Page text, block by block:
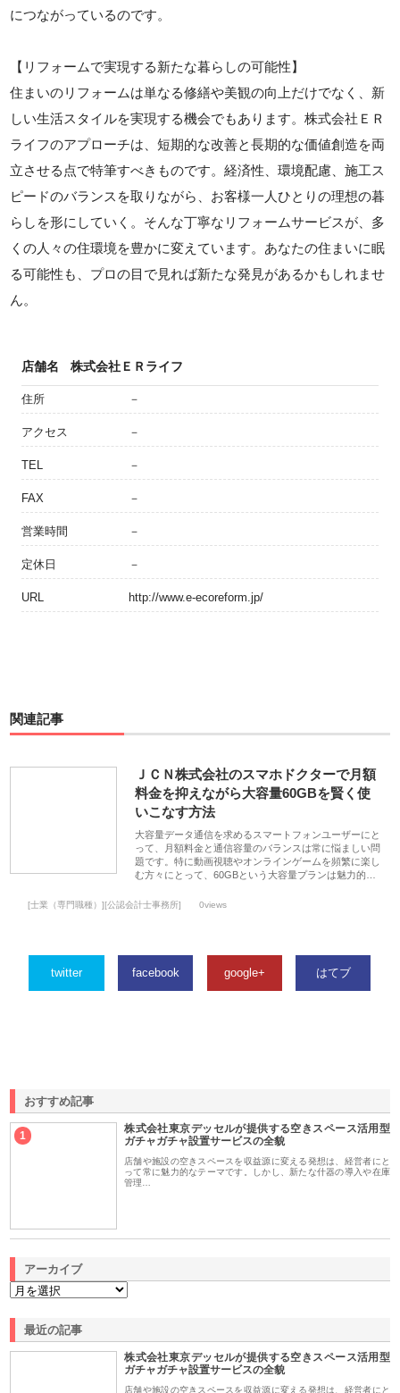
につながっているのです。
【リフォームで実現する新たな暮らしの可能性】
住まいのリフォームは単なる修繕や美観の向上だけでなく、新
しい生活スタイルを実現する機会でもあります。株式会社ＥＲ
ライフのアプローチは、短期的な改善と長期的な価値創造を両
立させる点で特筆すべきものです。経済性、環境配慮、施工ス
ピードのバランスを取りながら、お客様一人ひとりの理想の暮
らしを形にしていく。そんな丁寧なリフォームサービスが、多
くの人々の住環境を豊かに変えています。あなたの住まいに眠
る可能性も、プロの目で見れば新たな発見があるかもしれませ
ん。
店舗名 株式会社ＥＲライフ
住所 －
アクセス －
TEL －
FAX －
営業時間 －
定休日 －
URL http://www.e-ecoreform.jp/
関連記事
ＪＣＮ株式会社のスマホドクターで月額
料金を抑えながら大容量60GBを賢く使
いこなす方法
大容量データ通信を求めるスマートフォンユーザーにと
って、月額料金と通信容量のバランスは常に悩ましい問
題です。特に動画視聴やオンラインゲームを頻繁に楽し
む方々にとって、60GBという大容量プランは魅力的…
[士業（専門職種）][公認会計士事務所] 0views
twitter facebook google+ はてブ
おすすめ記事
1
株式会社東京デッセルが提供する空きスペース活用型
ガチャガチャ設置サービスの全貌
店舗や施設の空きスペースを収益源に変える発想は、経営者にと
って常に魅力的なテーマです。しかし、新たな什器の導入や在庫
管理…
アーカイブ
最近の記事
株式会社東京デッセルが提供する空きスペース活用型
ガチャガチャ設置サービスの全貌
店舗や施設の空きスペースを収益源に変える発想は、経営者にと